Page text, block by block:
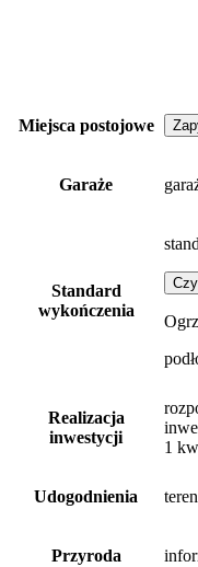
Miejsca postojowe
Garaże
Standard
wykończenia
Realizacja
inwestycji
1
Udogodnienia
Przyroda